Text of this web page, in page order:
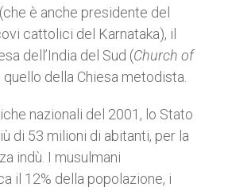
è anche presidente del
cattolici del Karnataka), il
dell’India del Sud (Church of
quello della Chiesa metodista.
nazionali del 2001, lo Stato
di 53 milioni di abitanti, per la
indù. I musulmani
il 12% della popolazione, i